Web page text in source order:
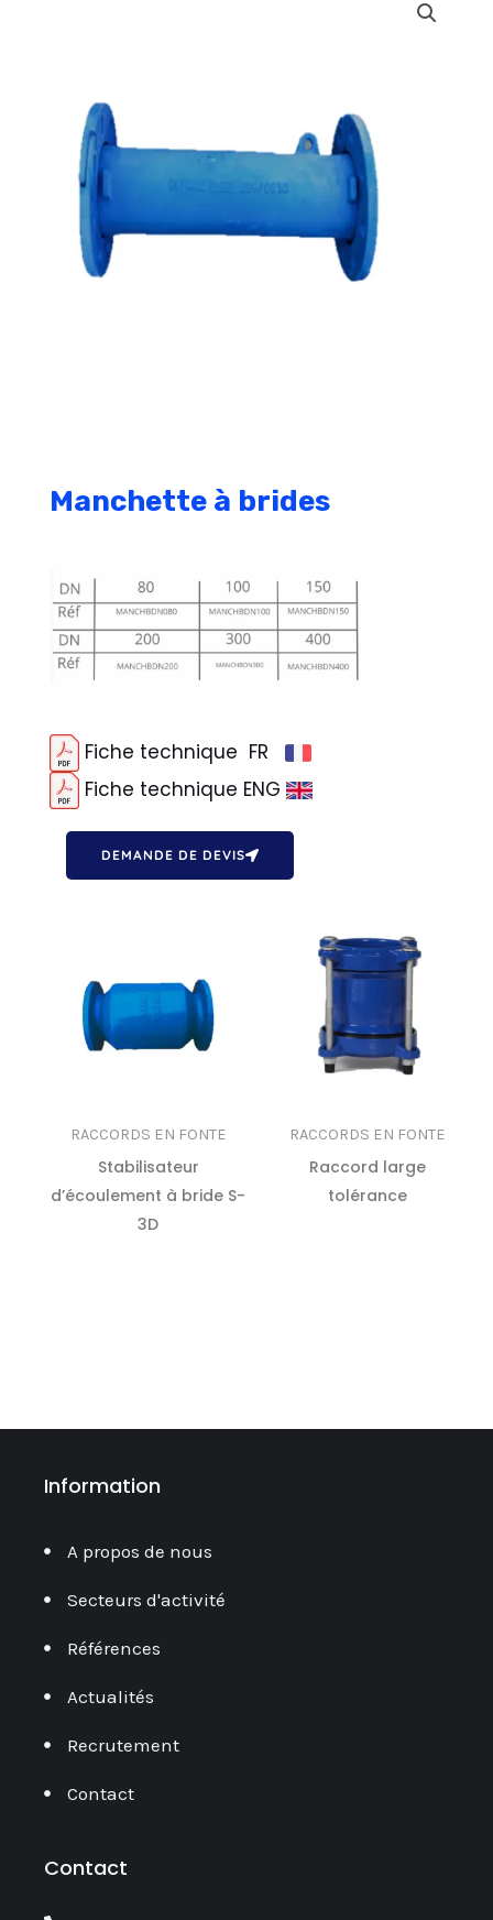
Manchette à brides
Fiche technique FR
Fiche technique ENG
DEMANDE DE DEVIS
RACCORDS EN FONTE
Stabilisateur
d’écoulement à bride S-
3D
RACCORDS EN FONTE
Raccord large
tolérance
Information
A propos de nous
Secteurs d'activité
Références
Actualités
Recrutement
Contact
Contact